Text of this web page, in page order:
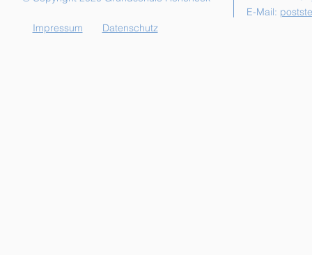
E-Mail:
Impressum
Datenschutz